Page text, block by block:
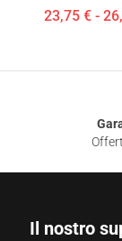
23,75 € -
Il nostro